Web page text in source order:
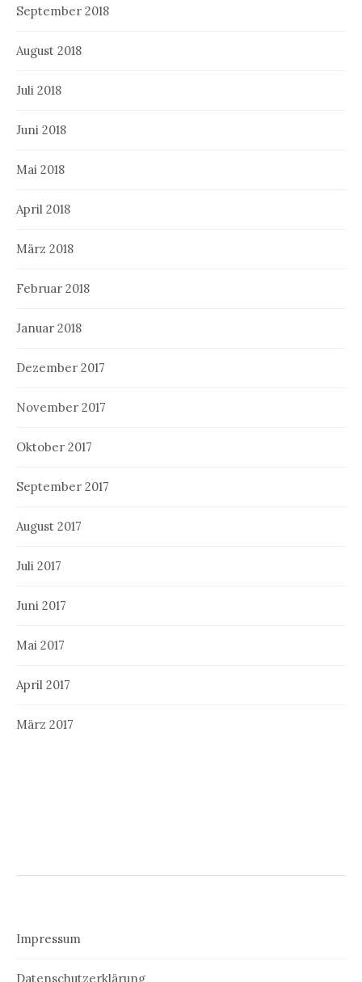
September 2018
August 2018
Juli 2018
Juni 2018
Mai 2018
April 2018
März 2018
Februar 2018
Januar 2018
Dezember 2017
November 2017
Oktober 2017
September 2017
August 2017
Juli 2017
Juni 2017
Mai 2017
April 2017
März 2017
Impressum
Datenschutzerklärung